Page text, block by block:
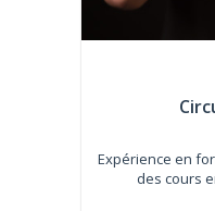
Expérience en
des cours